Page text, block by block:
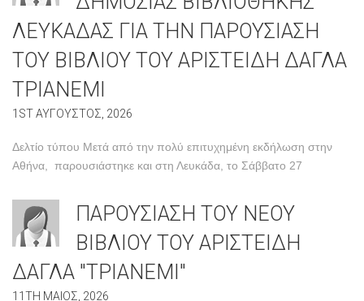
ΛΕΥΚΑΔΑΣ ΓΙΑ ΤΗΝ ΠΑΡΟΥΣΙΑΣΗ
ΤΟΥ ΒΙΒΛΙΟΥ ΤΟΥ ΑΡΙΣΤΕΙΔΗ ΔΑΓΛΑ
ΤΡΙΑΝΕΜΙ
1ST ΑΥΓΟΥΣΤΟΣ, 2026
Δελτίο τύπου Μετά από την πολύ επιτυχημένη εκδήλωση στην
Αθήνα, παρουσιάστηκε και στη Λευκάδα, το Σάββατο 27
ΠΑΡΟΥΣΙΑΣΗ ΤΟΥ ΝΕΟΥ
ΒΙΒΛΙΟΥ ΤΟΥ ΑΡΙΣΤΕΙΔΗ
ΔΑΓΛΑ "ΤΡΙΑΝΕΜΙ"
11TH ΜΑΙΟΣ, 2026